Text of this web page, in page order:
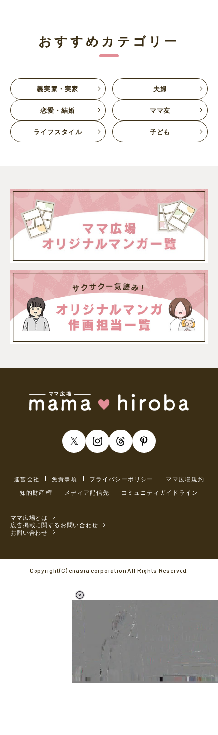
L
おすすめカテゴリー
義実家・実家 夫婦
恋愛・結婚 ママ友
ライフスタイル 子ども
運営会社 免責事項 プライバシーポリシー
ママ広場規約
知的財産権
メディア配信先 コミュニティガイドライン
ママ広場とは
広告掲載に関するお問い合わせ
お問い合わせ
Copyright(C) enasia corporation All Rights Reserved.